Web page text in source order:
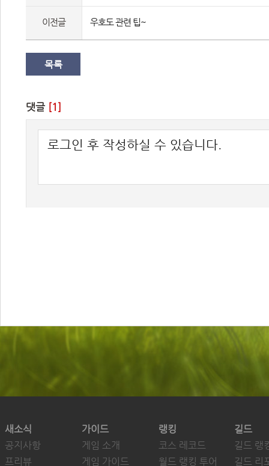
이전글 우호도 관련 팁~
목록
댓글 [1]
새소식
공지사항
프리뷰
가이드
게임 소개
게임 가이드
랭킹
코스 레코드
월드 랭킹 투어
길드
길드 랭
길드 리